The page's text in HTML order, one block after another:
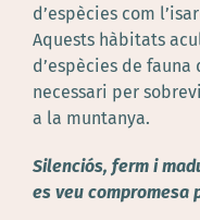
d’espècies com
Aquests hàbitats
d’espècies de
necessari per
a la muntanya.
Silenciós, ferm i
es veu compromesa